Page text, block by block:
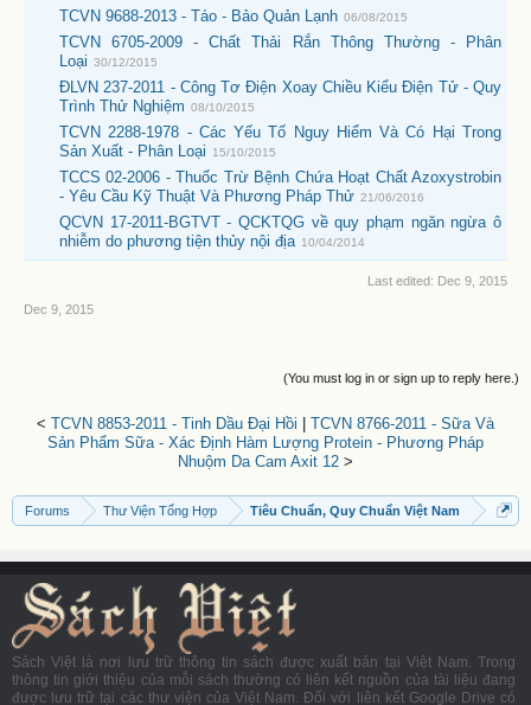
TCVN 9688-2013 - Táo - Bảo Quản Lạnh 06/08/2015
TCVN 6705-2009 - Chất Thải Rắn Thông Thường - Phân
Loại 30/12/2015
ĐLVN 237-2011 - Công Tơ Điện Xoay Chiều Kiểu Điện Tử - Quy
Trình Thử Nghiệm 08/10/2015
TCVN 2288-1978 - Các Yếu Tố Nguy Hiểm Và Có Hại Trong
Sản Xuất - Phân Loại
15/10/2015
TCCS 02-2006 - Thuốc Trừ Bệnh Chứa Hoạt Chất Azoxystrobin
- Yêu Cầu Kỹ Thuật Và Phương Pháp Thử 21/06/2016
QCVN 17-2011-BGTVT - QCKTQG về quy phạm ngăn ngừa ô
nhiễm do phương tiện thủy nội địa 10/04/2014
Last edited: Dec 9, 2015
Dec 9, 2015
(You must log in or sign up to reply here.)
< TCVN 8853-2011 - Tinh Dầu Đại Hồi
TCVN 8766-2011 - Sữa Và
Sản Phẩm Sữa - Xác Định Hàm Lượng Protein - Phương Pháp
Nhuộm Da Cam Axit 12 >
Forums Thư Viện Tổng Hợp Tiêu Chuẩn, Quy Chuẩn Việt Nam
Sách Việt là nơi lưu trữ thông tin sách được xuất bản tại Việt Nam. Trong
thông tin giới thiệu của mỗi sách thường có liên kết nguồn của tài liệu đang
được lưu trữ tại các thư viện của Việt Nam. Đối với liên kết Google Drive có